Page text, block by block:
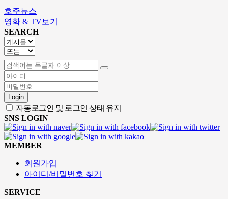
호주뉴스
영화 & TV보기
SEARCH
Login
자동로그인 및 로그인 상태 유지
SNS LOGIN
MEMBER
회원가입
아이디/비밀번호 찾기
SERVICE